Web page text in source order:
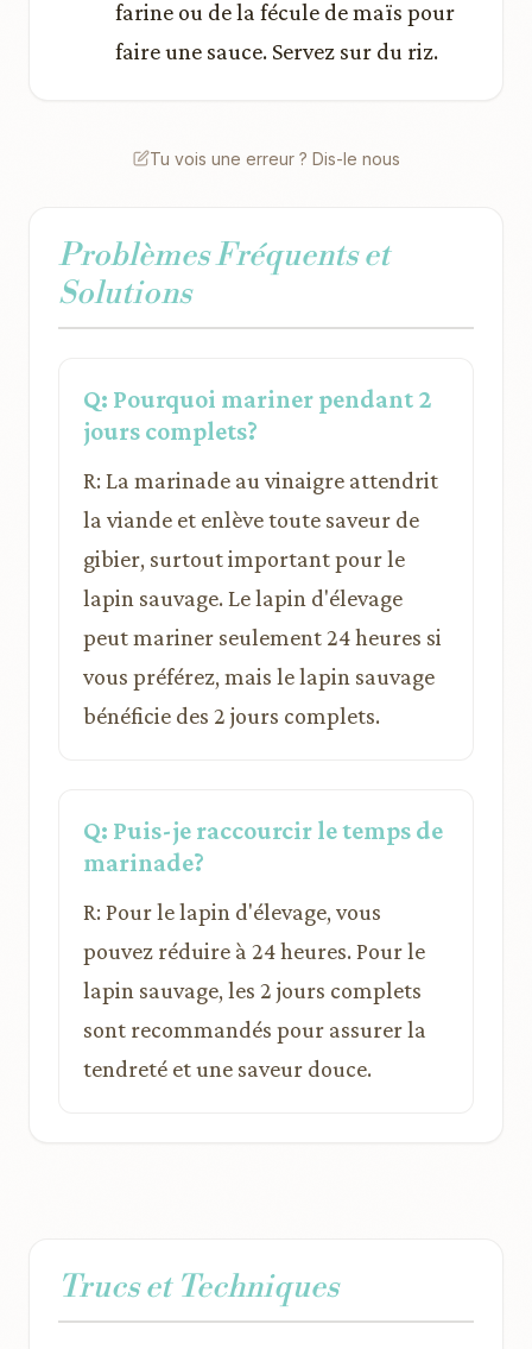
farine ou de la fécule de maïs pour
faire une sauce. Servez sur du riz.
Tu vois une erreur ? Dis-le nous
Problèmes Fréquents et
Solutions
Q: Pourquoi mariner pendant 2
jours complets?
R: La marinade au vinaigre attendrit
la viande et enlève toute saveur de
gibier, surtout important pour le
lapin sauvage. Le lapin d'élevage
peut mariner seulement 24 heures si
vous préférez, mais le lapin sauvage
bénéficie des 2 jours complets.
Q: Puis-je raccourcir le temps de
marinade?
R: Pour le lapin d'élevage, vous
pouvez réduire à 24 heures. Pour le
lapin sauvage, les 2 jours complets
sont recommandés pour assurer la
tendreté et une saveur douce.
Trucs et Techniques